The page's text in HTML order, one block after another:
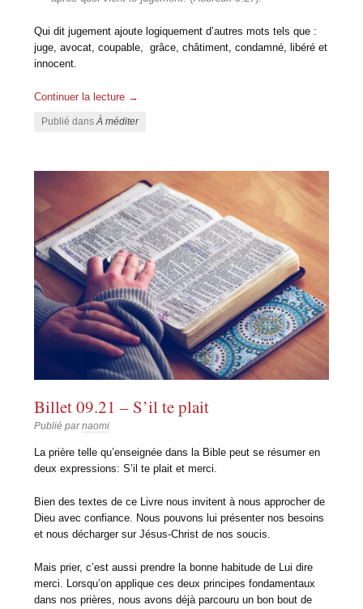
Qui dit jugement ajoute logiquement d’autres mots tels que :
juge, avocat, coupable, grâce, châtiment, condamné, libéré et
innocent.
Continuer la lecture →
Publié dansÀ méditer
Billet 09.21 – S’il te plait
Publié parnaomi
La prière telle qu’enseignée dans la Bible peut se résumer en
deux expressions: S’il te plait et merci.
Bien des textes de ce Livre nous invitent à nous approcher de
Dieu avec confiance. Nous pouvons lui présenter nos besoins
et nous décharger sur Jésus-Christ de nos soucis.
Mais prier, c’est aussi prendre la bonne habitude de Lui dire
merci. Lorsqu’on applique ces deux principes fondamentaux
dans nos prières, nous avons déjà parcouru un bon bout de